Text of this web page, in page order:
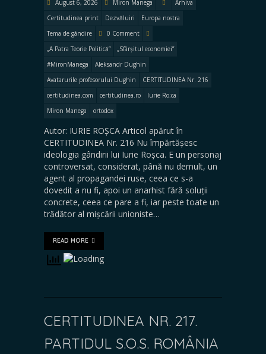
August 6, 2026 Miron Manega
Arhiva
Certitudinea print
Dezvăluiri
Europa nostra
Tema de gândire
0 Comment
„A Patra Teorie Politică”
„Sfârșitul economiei”
#MironManega
Aleksandr Dughin
Avatarurile profesorului Dughin
CERTITUDINEA Nr. 216
certitudinea.com
certitudinea.ro
Iurie Ro;ca
Miron Manega
ortodox
Autor: IURIE ROȘCA Articol apărut în
CERTITUDINEA Nr. 216 Nu împărtășesc
ideologia gândirii lui Iurie Roșca. E un personaj
controversat, considerat, până nu demult, un
agent al propagandei ruse, ceea ce s-a
dovedit a nu fi, apoi un anarhist fără soluții
concrete, ceea ce pare a fi, iar peste toate un
trădător al mișcării unioniste…
READ MORE
CERTITUDINEA NR. 217.
PARTIDUL S.O.S. ROMÂNIA